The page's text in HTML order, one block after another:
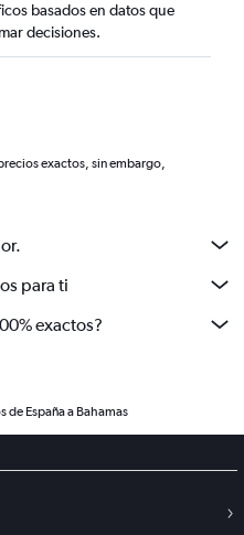
basados en datos que
decisiones.
exactos, sin embargo,
para ti
exactos?
de España a Bahamas